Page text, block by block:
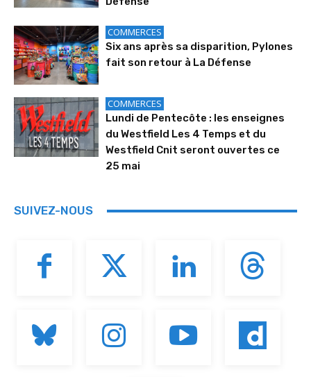
COMMERCES
Six ans après sa disparition, Pylones
fait son retour à La Défense
COMMERCES
Lundi de Pentecôte : les enseignes
du Westfield Les 4 Temps et du
Westfield Cnit seront ouvertes ce
25 mai
SUIVEZ-NOUS